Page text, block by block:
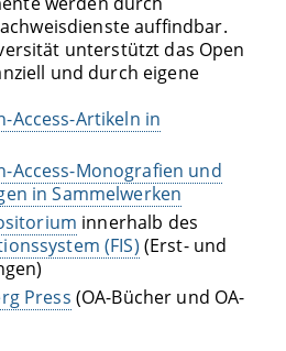
auffindbar.
unterstützt das Open
und durch eigene
Access-Artikeln in
Access-Monografien und
in Sammelwerken
innerhalb des
(FIS) (Erst- und
Press (OA-Bücher und OA-